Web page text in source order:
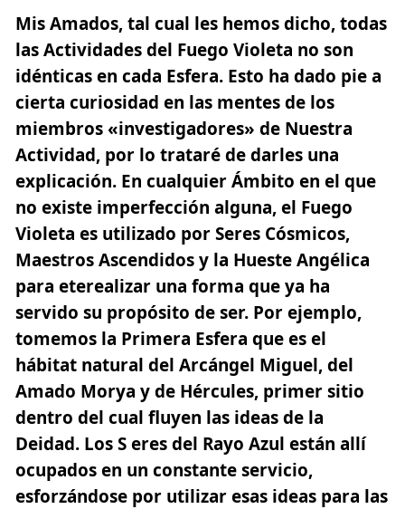
Mis Amados, tal cual les hemos dicho, todas
las Actividades del Fuego Violeta no son
idénticas en cada Esfera. Esto ha dado pie a
cierta curiosidad en las mentes de los
miembros «investigadores» de Nuestra
Actividad, por lo trataré de darles una
explicación. En cualquier Ámbito en el que
no existe imperfección alguna,el Fuego
Violeta es utilizado por Seres Cósmicos,
Maestros Ascendidos y la Hueste Angélica
para eterealizar una forma que ya ha
servido su propósito de ser. Por ejemplo,
tomemos la Primera Esfera que es el
hábitat natural del Arcángel Miguel, del
Amado Morya y de Hércules, primer sitio
dentro del cual fluyen las ideas de la
Deidad. Los S eres del Rayo Azul están allí
ocupados en un constante servicio,
esforzándose por utilizar esas ideas para las